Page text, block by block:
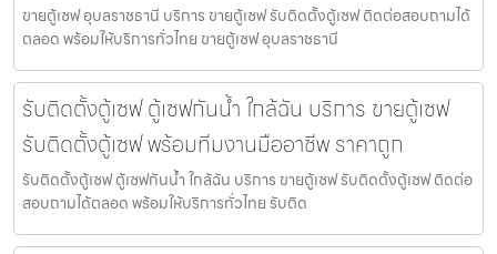
ขายตู้เซฟ อุบลราชธานี บริการ ขายตู้เซฟ รับติดตั้งตู้เซฟ ติดต่อสอบถามได้
ตลอด พร้อมให้บริการทั่วไทย ขายตู้เซฟ อุบลราชธานี
รับติดตั้งตู้เซฟ ตู้เซฟกันน้ำ ใกล้ฉัน บริการ ขายตู้เซฟ
รับติดตั้งตู้เซฟ พร้อมทีมงานมืออาชีพ ราคาถูก
รับติดตั้งตู้เซฟ ตู้เซฟกันน้ำ ใกล้ฉัน บริการ ขายตู้เซฟ รับติดตั้งตู้เซฟ ติดต่อ
สอบถามได้ตลอด พร้อมให้บริการทั่วไทย รับติด